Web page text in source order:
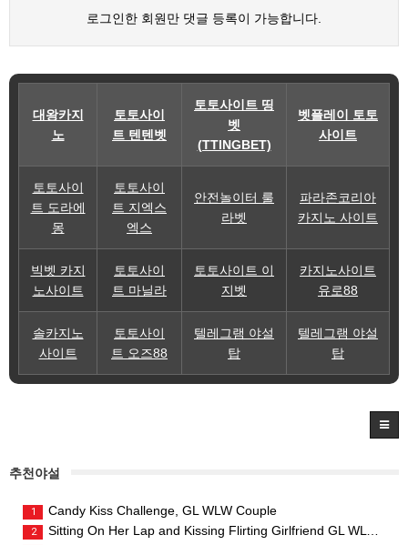
로그인한 회원만 댓글 등록이 가능합니다.
대왕카지
노
토토사이
트 텐텐벳
토토사이트 띵
벳
(TTINGBET)
벳플레이 토토
사이트
토토사이
트 도라에
몽
토토사이
트 지엑스
엑스
안전놀이터 룰
라벳
파라존코리아
카지노 사이트
빅벳 카지
노사이트
토토사이
트 마닐라
토토사이트 이
지벳
카지노사이트
유로88
솔카지노
사이트
토토사이
트 오즈88
텔레그램 야설
탑
텔레그램 야설
탑
추천야설
1 Candy Kiss Challenge, GL WLW Couple
2 Sitting On Her Lap and Kissing Flirting Girlfriend GL WLW Couple